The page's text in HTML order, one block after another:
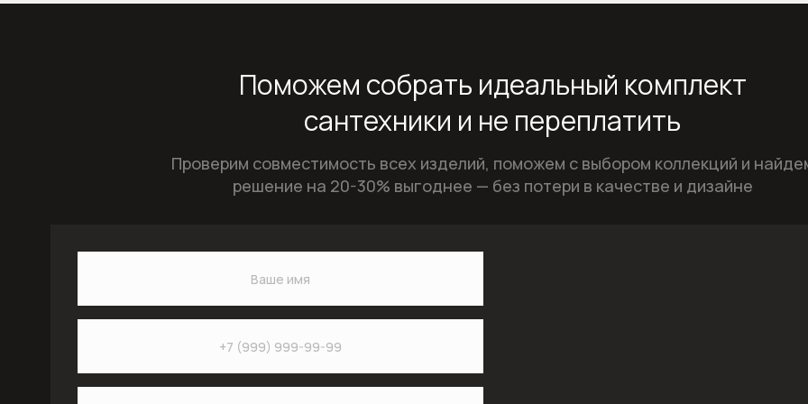
Поможем собрать идеальный комплект
сантехники и не переплатить
Проверим совместимость всех изделий, поможем с выбором коллекций и
решение на 20-30% выгоднее — без потери в качестве и дизайне